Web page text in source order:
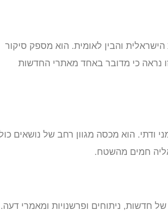
והבין לאומית. הוא מספק סיקור
נראה כי מדובר באחד מאתרי החדשות
הוא מכסה מגוון רחב של נושאים
חמים מהשטח.
חדשות, ניתוחים ופרשנויות ומאמרי דעה.